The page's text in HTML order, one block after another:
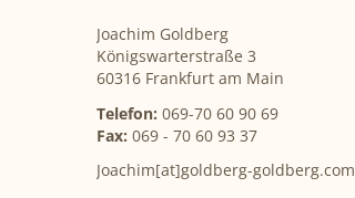
Joachim Goldberg
Königswarterstraße 3
60316 Frankfurt am Main
Telefon: 069-70 60 90 69
Fax: 069 - 70 60 93 37
Joachim[at]goldberg-goldberg.com